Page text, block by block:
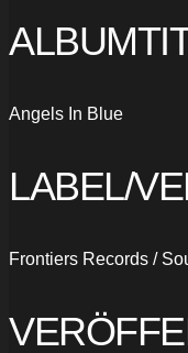
Angels In Blue
LABEL/
Frontiers Records /